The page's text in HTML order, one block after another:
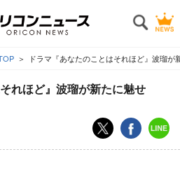
ドラマ『あなたのことはそれほど』波瑠が
れほど』波瑠が新たに魅せ